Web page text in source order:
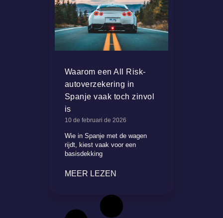
Waarom een All Risk-
autoverzekering in
Spanje vaak toch zinvol
is
10 de februari de 2026
Wie in Spanje met de wagen
rijdt, kiest vaak voor een
basisdekking
MEER LEZEN